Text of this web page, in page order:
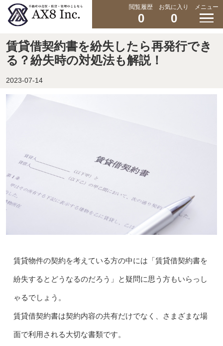
閲覧履歴
0
お気に入り
0
メニュー
賃貸借契約書を紛失したら再発行でき
る？紛失時の対処法も解説！
2023-07-14
賃貸物件の契約を考えている方の中には「賃貸借契約書を
紛失するとどうなるのだろう」と疑問に思う方もいらっし
ゃるでしょう。
賃貸借契約書は契約内容の共有だけでなく、さまざまな場
面で利用される大切な書類です。